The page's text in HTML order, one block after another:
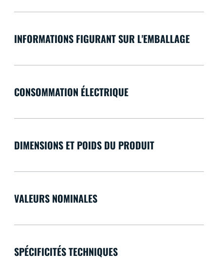
INFORMATIONS FIGURANT SUR L'EMBALLAGE
CONSOMMATION ÉLECTRIQUE
DIMENSIONS ET POIDS DU PRODUIT
VALEURS NOMINALES
SPÉCIFICITÉS TECHNIQUES